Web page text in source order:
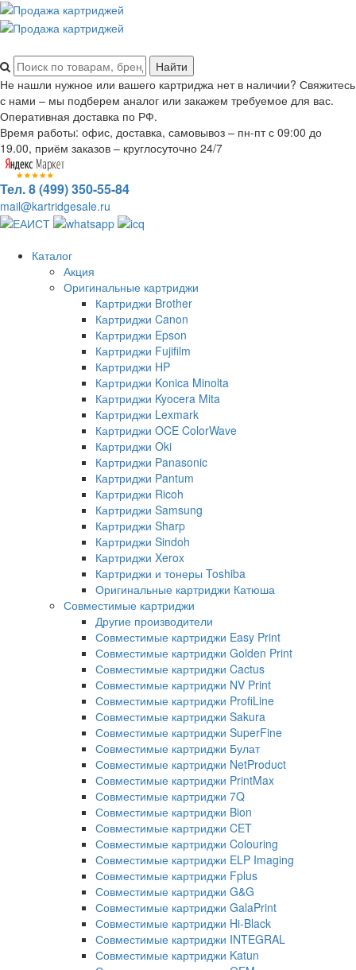
Не нашли нужное или вашего картриджа нет в наличии? Свяжитесь
с нами – мы подберем аналог или закажем требуемое для вас.
Оперативная доставка по РФ.
Время работы: офис, доставка, самовывоз – пн-пт с 09:00 до
19.00, приём заказов – круглосуточно 24/7
Тел. 8 (499) 350-55-84
mail@kartridgesale.ru
Каталог
Акция
Оригинальные картриджи
Картриджи Brother
Картриджи Canon
Картриджи Epson
Картриджи Fujifilm
Картриджи HP
Картриджи Konica Minolta
Картриджи Kyocera Mita
Картриджи Lexmark
Картриджи OCE ColorWave
Картриджи Oki
Картриджи Panasonic
Картриджи Pantum
Картриджи Ricoh
Картриджи Samsung
Картриджи Sharp
Картриджи Sindoh
Картриджи Xerox
Картриджи и тонеры Toshiba
Оригинальные картриджи Катюша
Совместимые картриджи
Другие производители
Совместимые картриджи Easy Print
Совместимые картриджи Golden Print
Совместимые картриджи Cactus
Совместимые картриджи NV Print
Совместимые картриджи ProfiLine
Совместимые картриджи Sakura
Совместимые картриджи SuperFine
Совместимые картриджи Булат
Совместимые картриджи NetProduct
Совместимые картриджи PrintMax
Совместимые картриджи 7Q
Совместимые картриджи Bion
Совместимые картриджи CET
Совместимые картриджи Colouring
Совместимые картриджи ELP Imaging
Совместимые картриджи Fplus
Совместимые картриджи G&G
Совместимые картриджи GalaPrint
Совместимые картриджи Hi-Black
Совместимые картриджи INTEGRAL
Совместимые картриджи Katun